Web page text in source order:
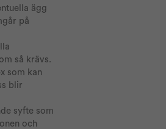
ägg
på
så krävs.
som kan
blir
syfte som
och